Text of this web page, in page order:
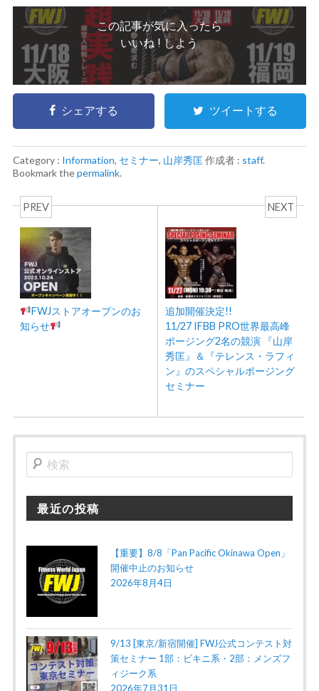
この記事が気に入ったら
いいね ! しよう
シェアする ツイートする
Category : Information, セミナー, 山岸秀匡作成者 : staff.
Bookmark thepermalink.
PREV
FWJストアオープンのお
知らせ
NEXT
追加開催決定!!
11/27 IFBB PRO世界最高峰
ポージング2名の競演 『山岸
秀匡』＆『テレンス・ラフィ
ン』のスペシャルポージング
セミナー
検
索
最近の投稿
【重要】8/8「Pan Pacific Okinawa Open」
開催中止のお知らせ
2026年8月4日
9/13 [東京/新宿開催] FWJ公式コンテスト対
策セミナー 1部：ビキニ系・2部：メンズフ
ィジーク系
2026年7月31日